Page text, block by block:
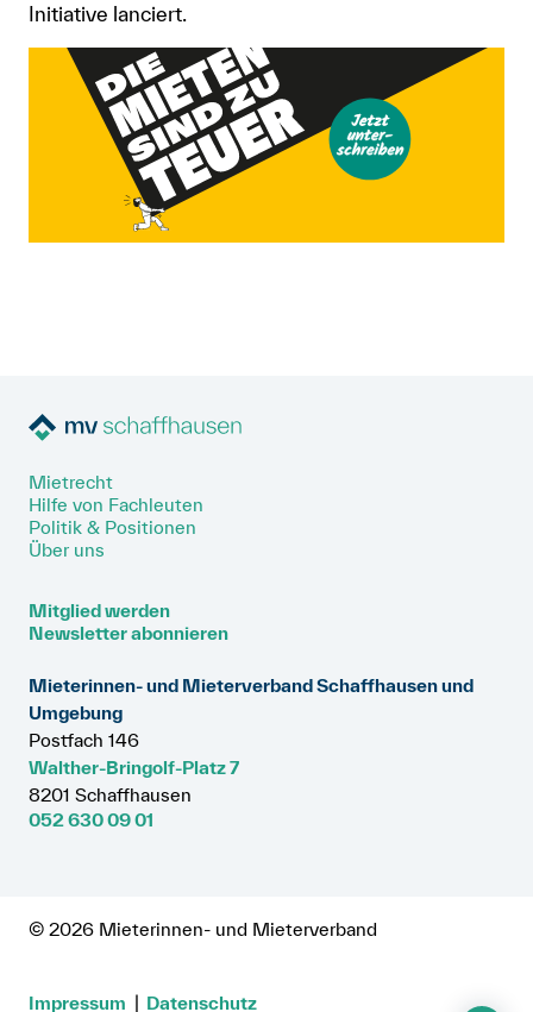
Shop
Initiative lanciert.
Mietrecht
Hilfe von Fachleuten
Politik & Positionen
Über uns
Mitglied werden
Newsletter abonnieren
Mieterinnen- und Mieterverband Schaffhausen und
Umgebung
Postfach 146
Walther-Bringolf-Platz 7
8201 Schaffhausen
052 630 09 01
© 2026 Mieterinnen- und Mieterverband
Impressum Datenschutz